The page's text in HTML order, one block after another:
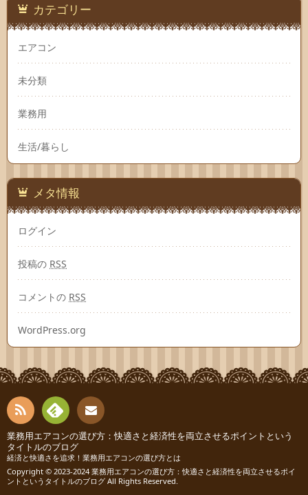
カテゴリー
エアコン
未分類
業務用
生活/暮らし
メタ情報
ログイン
投稿の RSS
コメントの RSS
WordPress.org
RSS
Fee
dly
お問
い合
業務用エアコンの選び方：快適さと経済性を両立させるポイントという
タイトルのブログ
経済と快適さを追求！業務用エアコンの選び方とは
Copyright © 2023-2024業務用エアコンの選び方：快適さと経済性を両立させるポイ
ントというタイトルのブログ All Rights Reserved.